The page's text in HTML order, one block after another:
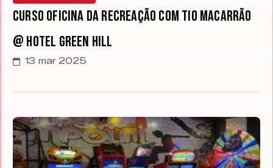
Curso Oficina da Recreação com Tio Macarrão
@ Hotel Green Hill
13 mar 2025